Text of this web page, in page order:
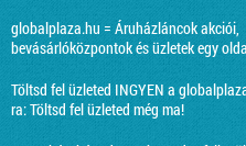
globalplaza.hu = Áruházláncok akciói,
bevásárlóközpontok és üzletek egy
Töltsd fel üzleted INGYEN a
ra:Töltsd fel üzleted még ma!